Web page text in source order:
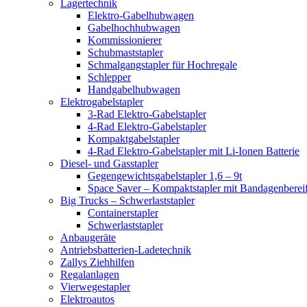
Lagertechnik
Elektro-Gabelhubwagen
Gabelhochhubwagen
Kommissionierer
Schubmaststapler
Schmalgangstapler für Hochregale
Schlepper
Handgabelhubwagen
Elektrogabelstapler
3-Rad Elektro-Gabelstapler
4-Rad Elektro-Gabelstapler
Kompaktgabelstapler
4-Rad Elektro-Gabelstapler mit Li-Ionen Batterie
Diesel- und Gasstapler
Gegengewichtsgabelstapler 1,6 – 9t
Space Saver – Kompaktstapler mit
Big Trucks – Schwerlaststapler
Containerstapler
Schwerlaststapler
Anbaugeräte
Antriebsbatterien-Ladetechnik
Zallys Ziehhilfen
Regalanlagen
Vierwegestapler
Elektroautos